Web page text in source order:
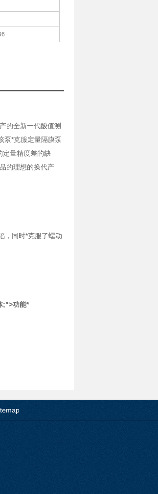
的全新一代酸值测
泵*克服定量隔膜泵
定量精度差的缺
的理想的换代产
，同时*克服了蠕动
功能*